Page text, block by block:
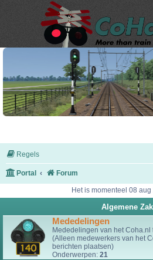
Regels
Portal Forum
Het is momenteel 08
Algemene
Mededelingen
Mededelingen van het Coha.nl
(Alleen medewerkers van het
berichten plaatsen)
Onderwerpen: 21